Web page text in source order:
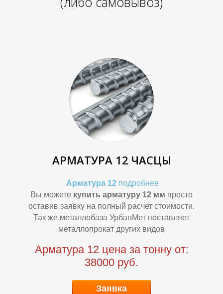
Л
О
АРМАТУРА 12 ЧАСЦЫ
Арматура 12 подробнее
Вы можете купить арматуру 12 мм просто
оставив заявку на полный расчет стоимости.
Так же металлобаза УрбанМет поставляет
металлопрокат других видов
Арматура 12 цена за тонну от:
38000 руб.
Заявка
Л
О